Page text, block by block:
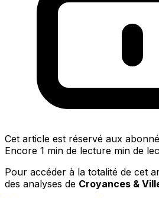
Cet article est réservé aux
Encore 1 min de lecture min de
Pour accéder à la totalité de cet
des analyses de Croyances &